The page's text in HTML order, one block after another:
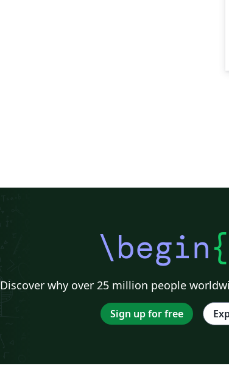
\begin{
Discover why over 25 million people
Sign up for free